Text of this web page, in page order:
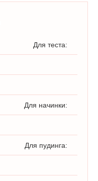
Для теста:
Для начинки:
Для пудинга: